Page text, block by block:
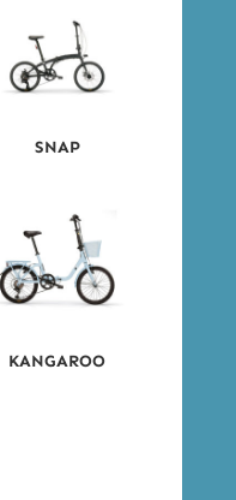
SNAP
KANGAROO